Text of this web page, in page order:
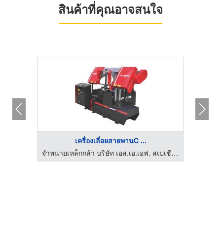
สินค้าที่คุณอาจสนใจ
เครื่องเลี่อยสายพานC ...
จำหน่ายเหล็กกล้า บริษัท เอส.เอ.เอฟ. สเปเชียล สตีล จำกัด